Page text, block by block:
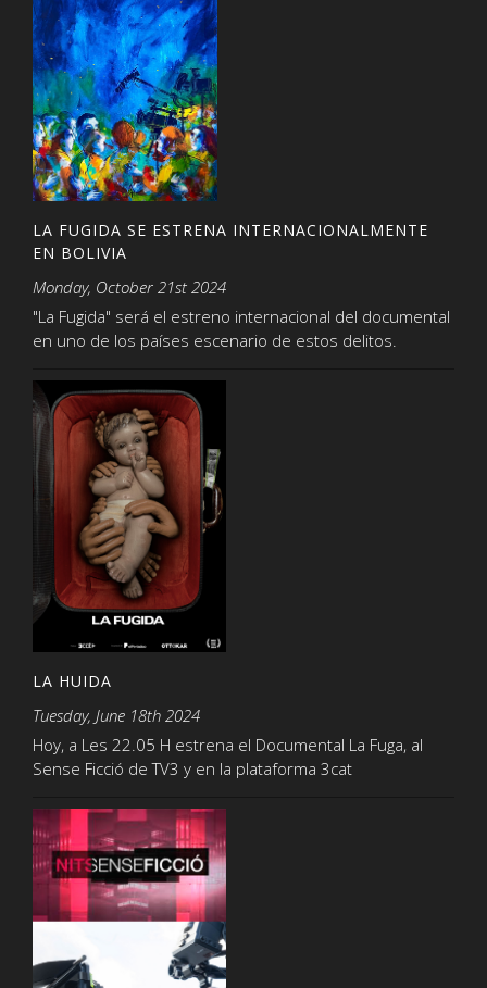
LA FUGIDA SE ESTRENA INTERNACIONALMENTE
EN BOLIVIA
Monday, October 21st 2024
"La Fugida" será el estreno internacional del documental
en uno de los países escenario de estos delitos.
LA HUIDA
Tuesday, June 18th 2024
Hoy, a Les 22.05 H estrena el Documental La Fuga, al
Sense Ficció de TV3 y en la plataforma 3cat